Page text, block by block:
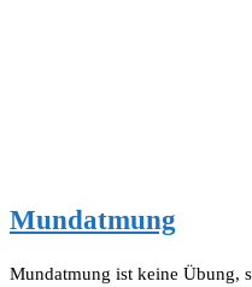
Mundatmung
Mundatmung ist keine Übung,